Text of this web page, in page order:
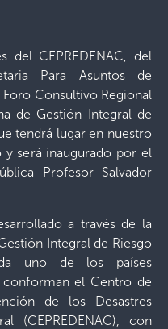
del CEPREDENAC, del
Para Asuntos de
Consultivo Regional
de Gestión Integral de
tendrá lugar en nuestro
y será inaugurado por el
Profesor Salvador
a través de la
Integral de Riesgo
uno de los países
conforman el Centro de
de los Desastres
(CEPREDENAC), con